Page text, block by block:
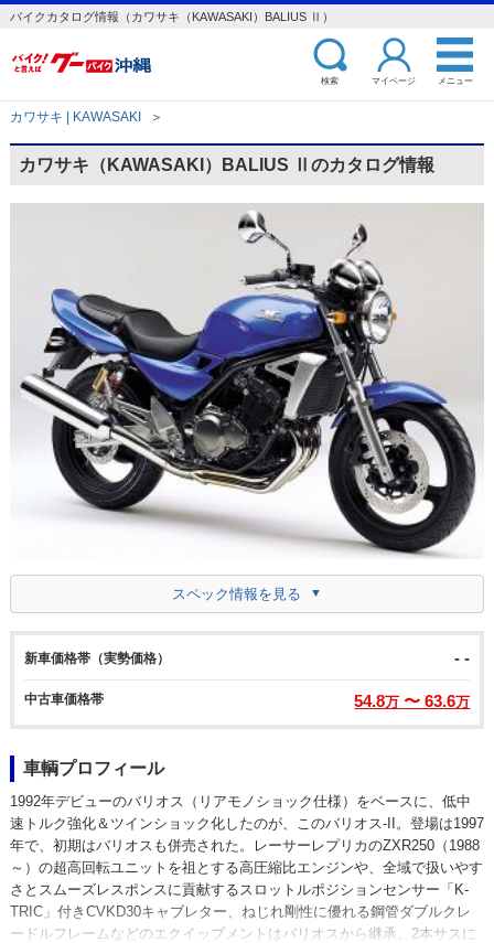
バイクカタログ情報（カワサキ（KAWASAKI）BALIUS Ⅱ）
検索 マイページ メニュー
カワサキ | KAWASAKI ＞
カワサキ（KAWASAKI）BALIUS Ⅱのカタログ情報
スペック情報を見る
新車価格帯（実勢価格） - -
中古車価格帯 54.8万 〜 63.6万
車輌プロフィール
1992年デビューのバリオス（リアモノショック仕様）をベースに、低中
速トルク強化＆ツインショック化したのが、このバリオス-II。登場は1997
年で、初期はバリオスも併売された。レーサーレプリカのZXR250（1988
～）の超高回転ユニットを祖とする高圧縮比エンジンや、全域で扱いやす
さとスムーズレスポンスに貢献するスロットルポジションセンサー「K-
TRIC」付きCVKD30キャブレター、ねじれ剛性に優れる鋼管ダブルクレ
ードルフレームなどのエクイップメントはバリオスから継承。2本サスに